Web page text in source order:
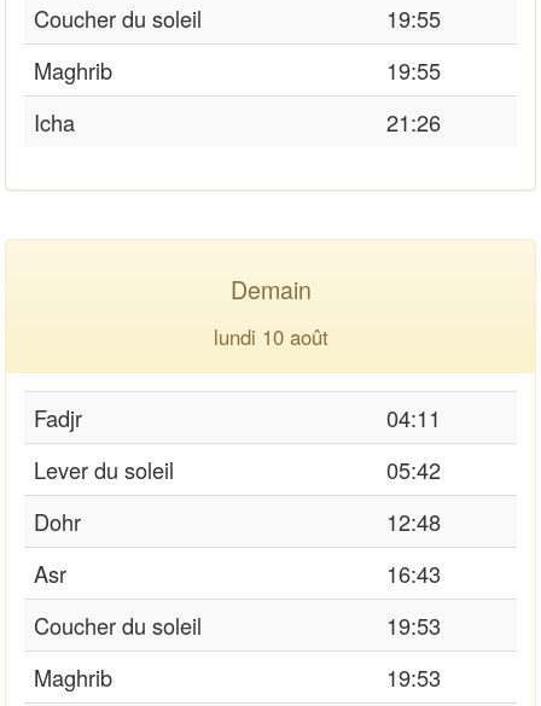
Coucher du soleil
19:55
Maghrib
19:55
Icha
21:26
Demain
lundi 10 août
Fadjr
04:11
Lever du soleil
05:42
Dohr
12:48
Asr
16:43
Coucher du soleil
19:53
Maghrib
19:53